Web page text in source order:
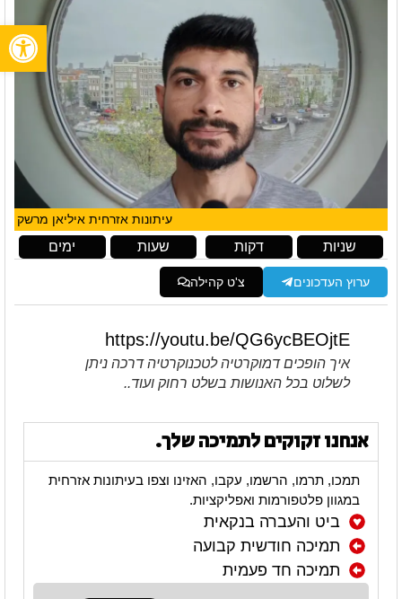
עיתונות אזרחית איליאן מרשק
ימים שעות דקות שניות
ערוץ העדכונים צ'ט קהילה
https://youtu.be/QG6ycBEOjtE
איך הופכים דמוקרטיה לטכנוקרטיה דרכה ניתן
לשלוט בכל האנושות בשלט רחוק ועוד..
אנחנו זקוקים לתמיכה שלך.
תמכו, תרמו, הרשמו, עקבו, האזינו וצפו בעיתונות אזרחית
במגוון פלטפורמות ואפליקציות.
ביט והעברה בנקאית
תמיכה חודשית קבועה
תמיכה חד פעמית